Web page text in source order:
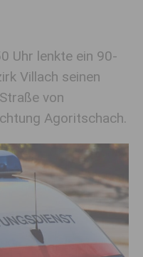
Uhr lenkte ein 90-
Villach seinen
von
Agoritschach.